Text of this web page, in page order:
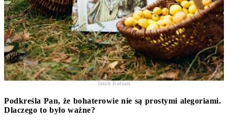
Jakub Bednarz
Podkreśla Pan, że bohaterowie nie są prostymi alegoriami.
Dlaczego to było ważne?